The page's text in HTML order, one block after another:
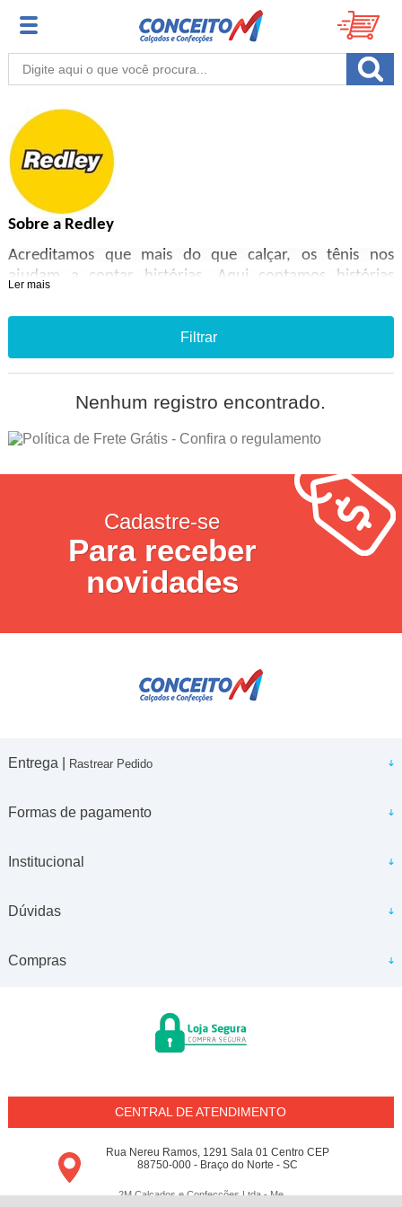
Sobre a Redley
Acreditamos que mais do que calçar, os tênis nos
ajudam a contar histórias. Aqui contamos histórias
momento da Vida, que transmitem boas energias.
Pessoas que não se contentam com a rotina e deixam os
dias mais leves, como um mergulho no mar, um rolé de
skate, um passeio de bike.
tempo e de cada tempo, conectados com o mundo e
O tênis Redley nasceu em 1983 dentro das lojas do
Redley Originals. Símbolo da nossa personalidade, o
tênis, um clássico da Redley, foi o que deu origem as
nossas lojas. Confortáveis, coloridos, leves, os Redley
Originais resumem a nossa essência, solar desde o início.
Ler mais
Filtrar
Nenhum registro encontrado.
Cadastre-se
Para receber
novidades
Entrega | Rastrear Pedido
Formas de pagamento
Institucional
Dúvidas
Compras
CENTRAL DE ATENDIMENTO
Rua Nereu Ramos, 1291 Sala 01 Centro CEP
88750-000 - Braço do Norte - SC
2M Calçados e Confecções Ltda - Me